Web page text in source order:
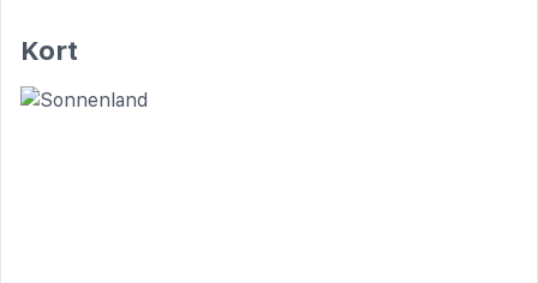
Kort